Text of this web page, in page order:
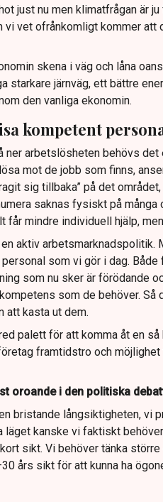
just nu men klimatfrågan är
vi vet ofrånkomligt kommer att
skena i väg och låna
starkare järnväg, ett bättre
den vanliga ekonomin.
kompetent
ner arbetslösheten behövs
mot de jobb som finns,
sig tillbaka” på det
saknas fysiskt på många
får mindre individuell hjälp,
aktiv arbetsmarknadspolitik.
som vi gör i dag. Både
som nu sker är förödande
som de behöver. Så
att kasta ut dem.
palett för att komma åt en
framtidstro och
oroande i den politiska
bristande långsiktigheten, vi
läget kanske vi faktiskt
sikt. Vi behöver tänka
års sikt för att kunna ha